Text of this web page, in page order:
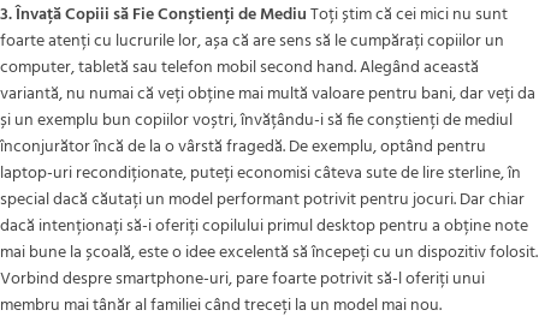
3. Învață Copiii să Fie Conștienți de MediuToți știm că cei mici nu sunt
foarte atenți cu lucrurile lor, așa că are sens să le cumpărați copiilor un
computer, tabletă sau telefon mobil second hand. Alegând această
variantă, nu numai că veți obține mai multă valoare pentru bani, dar veți da
și un exemplu bun copiilor voștri, învățându-i să fie conștienți de mediul
înconjurător încă de la o vârstă fragedă. De exemplu, optând pentru
laptop-uri recondiționate, puteți economisi câteva sute de lire sterline, în
special dacă căutați un model performant potrivit pentru jocuri. Dar chiar
dacă intenționați să-i oferiți copilului primul desktop pentru a obține note
mai bune la școală, este o idee excelentă să începeți cu un dispozitiv folosit.
Vorbind despre smartphone-uri, pare foarte potrivit să-l oferiți unui
membru mai tânăr al familiei când treceți la un model mai nou.